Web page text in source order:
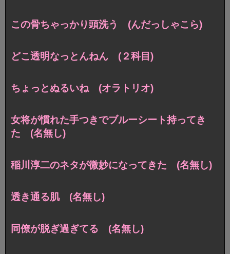
この骨ちゃっかり頭洗う (んだっしゃこら)
どこ透明なっとんねん (２科目)
ちょっとぬるいね (オラトリオ)
女将が慣れた手つきでブルーシート持ってき
た (名無し)
稲川淳二のネタが微妙になってきた (名無し)
透き通る肌 (名無し)
同僚が脱ぎ過ぎてる (名無し)